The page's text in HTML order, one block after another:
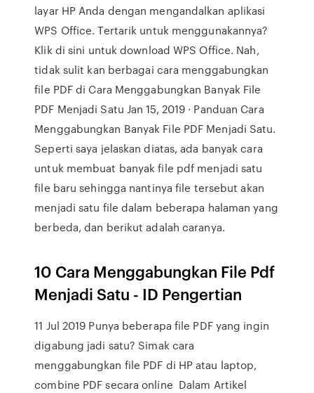
layar HP Anda dengan mengandalkan aplikasi
WPS Office. Tertarik untuk menggunakannya?
Klik di sini untuk download WPS Office. Nah,
tidak sulit kan berbagai cara menggabungkan
file PDF di Cara Menggabungkan Banyak File
PDF Menjadi Satu Jan 15, 2019 · Panduan Cara
Menggabungkan Banyak File PDF Menjadi Satu.
Seperti saya jelaskan diatas, ada banyak cara
untuk membuat banyak file pdf menjadi satu
file baru sehingga nantinya file tersebut akan
menjadi satu file dalam beberapa halaman yang
berbeda, dan berikut adalah caranya.
10 Cara Menggabungkan File Pdf
Menjadi Satu - ID Pengertian
11 Jul 2019 Punya beberapa file PDF yang ingin
digabung jadi satu? Simak cara
menggabungkan file PDF di HP atau laptop,
combine PDF secara online Dalam Artikel